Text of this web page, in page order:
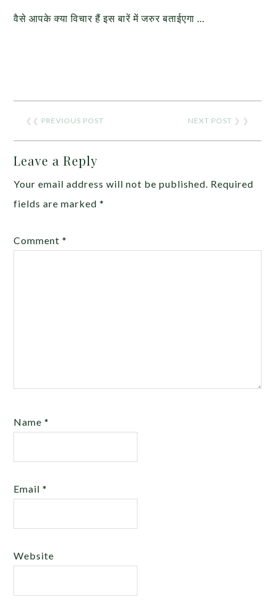
वैसे आपके क्या विचार हैं इस बारें में जरुर बताईएगा …
❮❮ PREVIOUS POST NEXT POST ❯ ❯
Leave a Reply
Your email address will not be published. Required
fields are marked*
Comment*
Name*
Email*
Website